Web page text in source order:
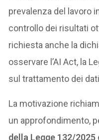
prevalenza del lavoro
controllo dei risultati
richiesta anche la
osservare l’AI Act, la
sul trattamento dei
La motivazione
un approfondimento,
della Legge 132/2025